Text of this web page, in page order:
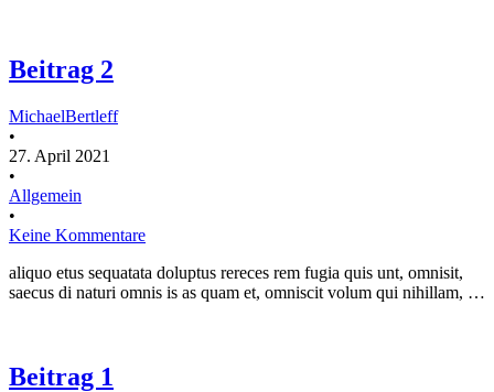
Beitrag 2
MichaelBertleff
•
27. April 2021
•
Allgemein
•
Keine Kommentare
aliquo etus sequatata doluptus rereces rem fugia quis unt, omnisit,
saecus di naturi omnis is as quam et, omniscit volum qui nihillam, …
Beitrag 1